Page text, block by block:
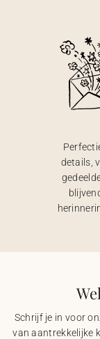
details,
Schrijf je in voor
van aantrekkelijke